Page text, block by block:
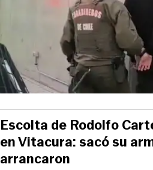
Escolta de Rodolfo
en Vitacura: sacó su
arrancaron